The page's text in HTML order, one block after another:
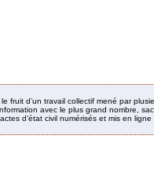
fruit d’un travail collectif mené par
avec le plus grand nombre,
d’état civil numérisés et mis en